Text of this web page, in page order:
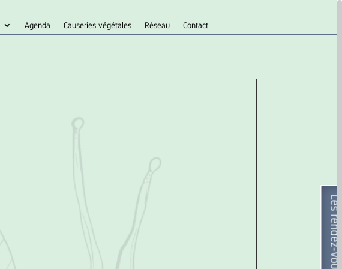
Agenda Causeries végétales Réseau Contact